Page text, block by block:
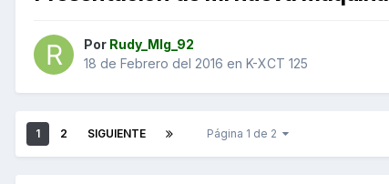
Por Rudy_Mlg_92
18 de Febrero del 2016 en K-XCT 125
1 2 SIGUIENTE Página 1 de 2